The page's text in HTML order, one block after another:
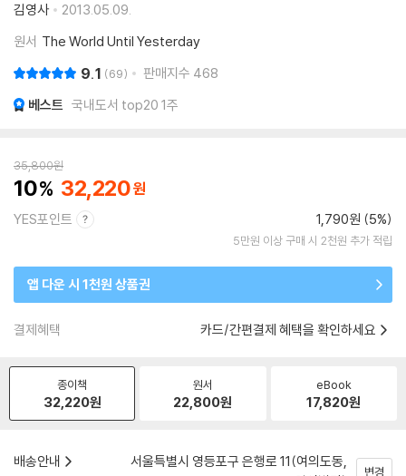
김영사
2013.05.09.
원서 The World Until Yesterday
9.1 69 판매지수 468
베스트 국내도서 top20 1주
35,800원
10 32,220
YES포인트 1,790원 (5%)
5만원 이상 구매 시 2천원 추가 적립
앱 다운 시 1천원 상품권
결제혜택 카드/간편결제 혜택을 확인하세요
종이책
32,220원
원서
22,800원
eBook
17,820원
배송안내
서울특별시 영등포구 은행로 11(여의도동,
변경